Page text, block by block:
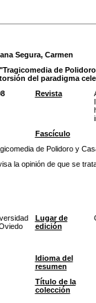
Segura, Carmen
de
del paradigma
Revista
Fascículo
de Polidoro y
la opinión de que se
Lugar de
edición
Idioma del
resumen
Título de la
colección